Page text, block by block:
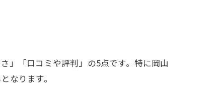
」「口コミや評判」の5点です。特に岡山
なります。